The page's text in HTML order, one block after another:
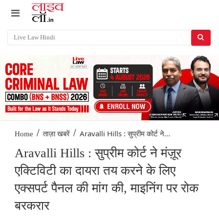
Home / ताज़ा खबरें / Aravalli Hills : सुप्रीम कोर्ट ने...
Aravalli Hills : सुप्रीम कोर्ट ने मंज़ूर
एक्टिविटी का दायरा तय करने के लिए
एक्सपर्ट पैनल की मांग की, माइनिंग पर रोक
बरकरार